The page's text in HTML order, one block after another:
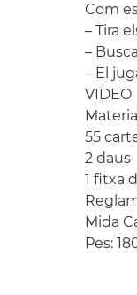
Com
– Tira
–
– El
VIDEO
55
2 daus
1 fitxa
Mida
Pes: